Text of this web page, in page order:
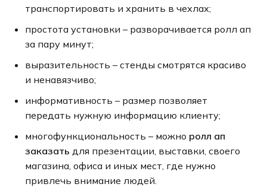
транспортировать и хранить в чехлах;
простота установки – разворачивается ролл ап
за пару минут;
выразительность – стенды смотрятся красиво
и ненавязчиво;
информативность – размер позволяет
передать нужную информацию клиенту;
многофункциональность – можно ролл ап
заказать для презентации, выставки, своего
магазина, офиса и иных мест, где нужно
привлечь внимание людей.